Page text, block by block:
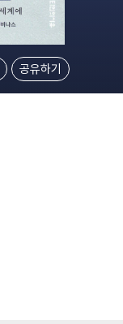
공유하기